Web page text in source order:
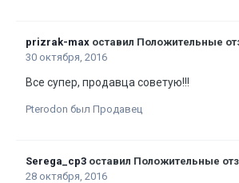
prizrak-max оставил Положительные
30 октября, 2016
Все супер, продавца советую!!!
Pterodon был Продавец
Serega_cp3 оставил Положительные
28 октября, 2016